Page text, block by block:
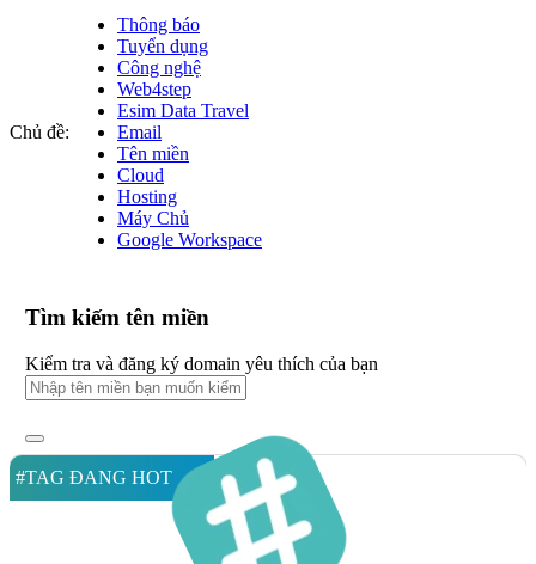
Chủ đề:
Thông báo
Tuyển dụng
Công nghệ
Web4step
Esim Data Travel
Email
Tên miền
Cloud
Hosting
Máy Chủ
Google Workspace
Tìm kiếm tên miền
Kiểm tra và đăng ký domain yêu thích của bạn
#TAG ĐANG HOT